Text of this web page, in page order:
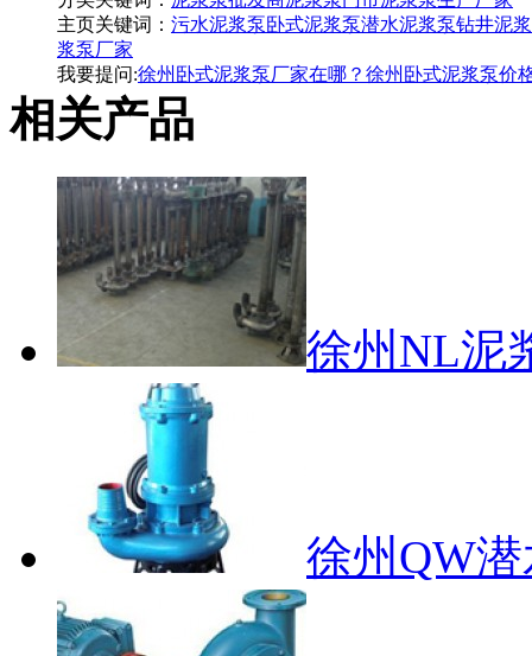
主页关键词： 污水泥浆泵卧式泥浆泵潜水泥浆泵钻井泥
浆泵厂家
我要提问:徐州卧式泥浆泵厂家在哪？ 徐州卧式泥浆泵价
相关产品
徐州NL泥
徐州QW